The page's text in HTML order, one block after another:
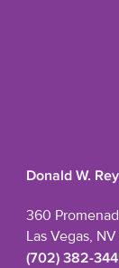
Donald W.
360
Las Vegas,
(702) 382-